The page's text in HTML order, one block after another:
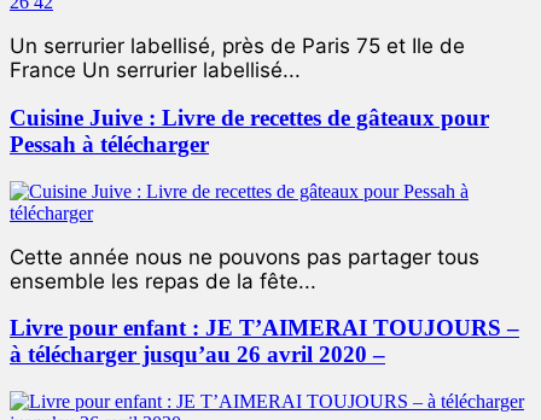
Un serrurier labellisé, près de Paris 75 et Ile de
France Un serrurier labellisé...
Cuisine Juive : Livre de recettes de gâteaux pour
Pessah à télécharger
Cette année nous ne pouvons pas partager tous
ensemble les repas de la fête...
Livre pour enfant : JE T’AIMERAI TOUJOURS –
à télécharger jusqu’au 26 avril 2020 –